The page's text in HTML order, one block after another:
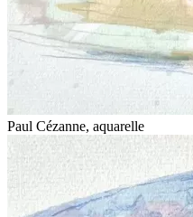
Paul Cézanne, aquarelle